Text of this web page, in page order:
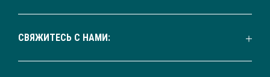
СВЯЖИТЕСЬ С НАМИ: